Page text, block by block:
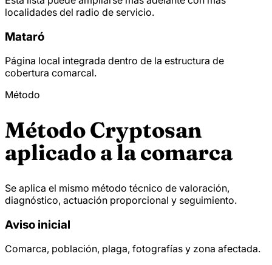
localidades del radio de servicio.
Mataró
Página local integrada dentro de la estructura de
cobertura comarcal.
Método
Método Cryptosan
aplicado a la comarca
Se aplica el mismo método técnico de valoración,
diagnóstico, actuación proporcional y seguimiento.
Aviso inicial
Comarca, población, plaga, fotografías y zona afectada.